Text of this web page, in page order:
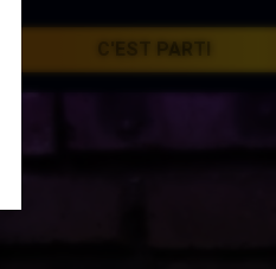
C'EST PARTI